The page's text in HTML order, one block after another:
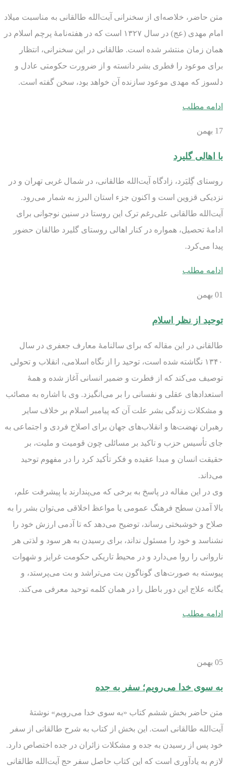
متن حاضر، خلاصه‌ای از سخنرانی آیت‌الله طالقانی به مناسبت میلاد
امام مهدی (عج) در سال ۱۳۲۷ است که در هفته‌نامۀ پرچم اسلام در
همان زمان منتشر شده است. طالقانی در این سخنرانی، انتظار
برای موعود را فطری بشر دانسته و از ضرورت حکومتی عادل و
دلسوز که مهدی موعود سازنده آن خواهد بود، سخن گفته است.
ادامه مطلب
17 بهمن
با اهالی گلیرد
روستای گِلیَرد، زادگاه آیت‌الله طالقانی، در شمال غربی تهران و در
نزدیکی قزوین است و اکنون جزء استان البرز به شمار می‌رود.
آیت‌الله طالقانی علی‌رغم ترک این روستا در سنین نوجوانی برای
ادامۀ تحصیل، همواره در کنار اهالی روستای گلیرد طالقان حضور
پیدا می‌کرد.
ادامه مطلب
01 بهمن
توحید از نظر اسلام
طالقانی در این مقاله که برای سالنامۀ معارف جعفری در سال
۱۳۴۰ نگاشته شده است، توحید را از نگاه اسلامی، انقلاب و تحولی
توصیف می‌کند که از فطرت و ضمیر انسانی آغاز شده و همۀ
استعدادهای عقلی و نفسانی را بر می‌انگیزد. وی با اشاره به مصائب
و مشکلات زندگی بشر علت آن که پیامبر اسلام بر خلاف سایر
رهبران نهضت‌ها و انقلاب‌های جهان برای اصلاح فردی و اجتماعی به
جای تأسیس حزب و تاکید بر مسائلی چون قومیت و ملیت، بر
حقیقت انسان و مبدا عقیده و فکر تأکید کرد را در مفهوم توحید
می‌داند.
وی در این مقاله در پاسخ به برخی که می‌پندارند با پیشرفت علم،
بالا آمدن سطح فرهنگ عمومی یا مواعظ اخلاقی می‌توان بشر را به
صلاح و خوشبختی رساند، توضیح می‌دهد که تا آدمی ارزش خود را
نشناسد و خود را مسئول نداند، برای رسیدن به هر سود و لذتی هر
ناروانی را روا می‌دارد و در محیط تاریکی حکومت غرایز و شهوات
پیوسته به صورت‌های گوناگون بت می‌تراشد و بت می‌پرستد، و
یگانه علاج این دور باطل را در همان کلمه توحید معرفی می‌کند.
ادامه مطلب
05 بهمن
به سوی خدا می‌رویم؛ سفر به جده
متن حاضر بخش ششم کتاب «به سوی خدا می‌رویم» نوشتۀ
آیت‌الله طالقانی است. این بخش از کتاب به شرح طالقانی از سفر
خود پس از رسیدن به جده و مشکلات زائران در جده اختصاص دارد.
لازم به یادآوری است که این کتاب حاصل سفر حج آیت‌الله طالقانی